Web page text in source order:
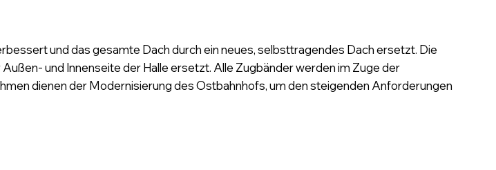
und das gesamte Dach durch ein neues, selbsttragendes Dach ersetzt. Die
und Innenseite der Halle ersetzt. Alle Zugbänder werden im Zuge der
dienen der Modernisierung des Ostbahnhofs, um den steigenden Anforderungen